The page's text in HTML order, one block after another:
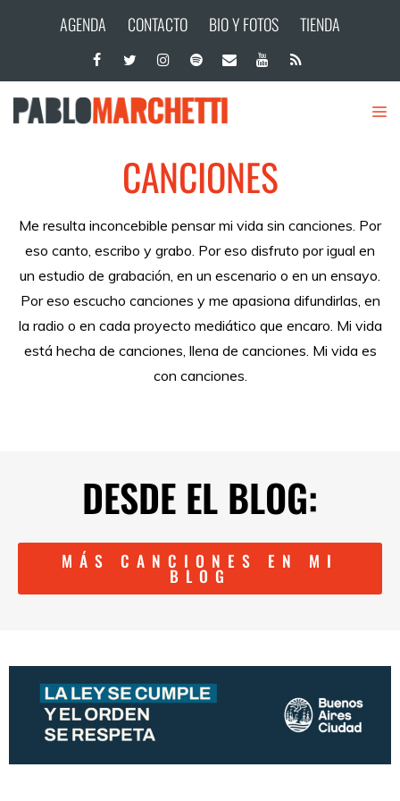
AGENDA CONTACTO BIO Y FOTOS TIENDA
CANCIONES
Me resulta inconcebible pensar mi vida sin canciones. Por
eso canto, escribo y grabo. Por eso disfruto por igual en
un estudio de grabación, en un escenario o en un ensayo.
Por eso escucho canciones y me apasiona difundirlas, en
la radio o en cada proyecto mediático que encaro. Mi vida
está hecha de canciones, llena de canciones. Mi vida es
con canciones.
DESDE EL BLOG:
MÁS CANCIONES EN MI
BLOG